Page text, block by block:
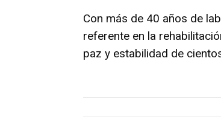
Con más de 40 años de
referente en la
paz y estabilidad de